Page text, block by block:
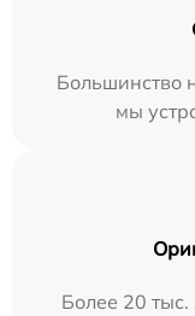
Большинство
мы
Более 20 тыс.